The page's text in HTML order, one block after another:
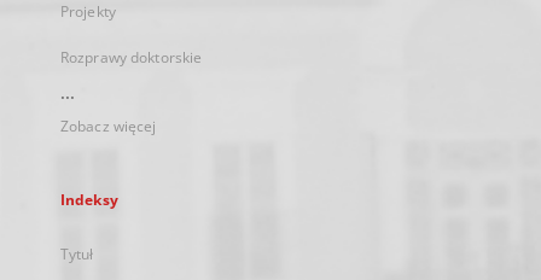
Projekty
Rozprawy doktorskie
...
Zobacz więcej
Indeksy
Tytuł